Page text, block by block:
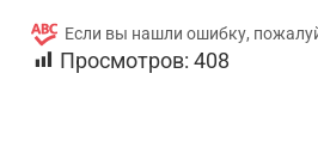
Если вы нашли ошибку,
Просмотров: 408